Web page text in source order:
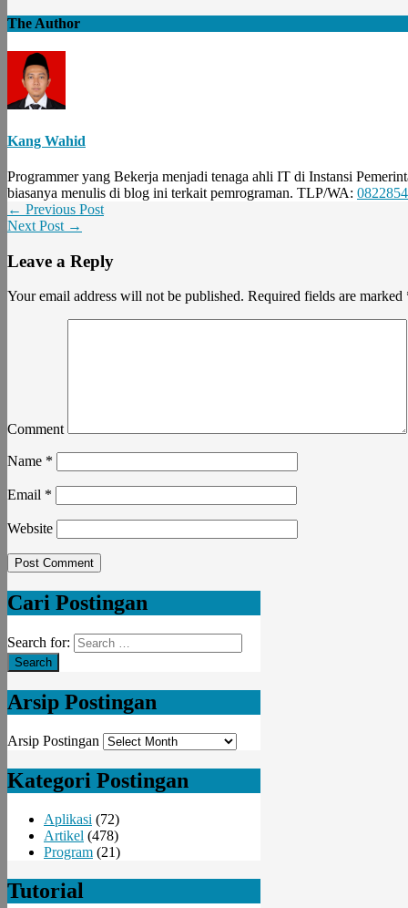
The Author
Kang Wahid
Programmer yang Bekerja menjadi tenaga ahli IT di Instansi
biasanya menulis di blog ini terkait pemrograman. TLP/WA:
← Previous Post
Next Post →
Leave a Reply
Your email address will not be published. Required fields are marked
Comment
Name *
Email *
Website
Cari Postingan
Search for:
Arsip Postingan
Arsip Postingan
Kategori Postingan
Aplikasi (72)
Artikel (478)
Program (21)
Tutorial